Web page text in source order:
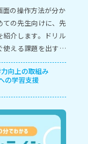
面の操作方法が分か
ての先生向けに、先
紹介します。ドリル
使える課題を出すま
向上の取組み
の学習支援